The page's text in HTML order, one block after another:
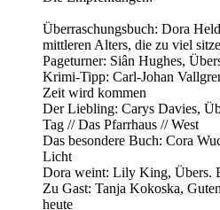
Überraschungsbuch: Dora
mittleren Alters, die zu viel
Pageturner: Siân Hughes,
Krimi-Tipp: Carl-Johan
Zeit wird kommen
Der Liebling: Carys Davies,
Tag // Das Pfarrhaus // West
Das besondere Buch: Cora
Licht
Dora weint: Lily King, Übers.
Zu Gast: Tanja Kokoska,
heute